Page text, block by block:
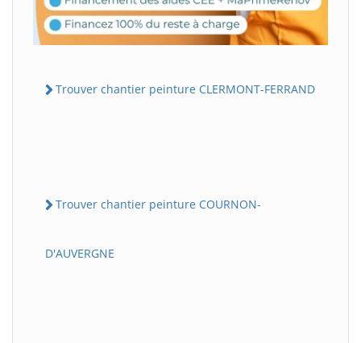
Trouver chantier peinture CLERMONT-FERRAND
Trouver chantier peinture COURNON-
D'AUVERGNE